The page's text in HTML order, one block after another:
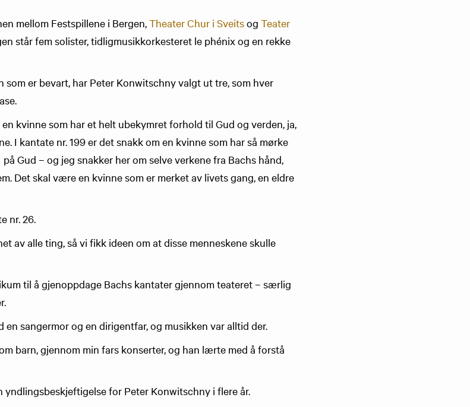
mellom Festspillene i Bergen,Theater Chur i SveitsogTeater
står fem solister, tidligmusikkorkesteret le phénix og en rekke
er bevart, har Peter Konwitschny valgt ut tre, som hver
kvinne som har et helt ubekymret forhold til Gud og verden, ja,
I kantate nr. 199 er det snakk om en kvinne som har så mørke
Gud – og jeg snakker her om selve verkene fra Bachs hånd,
Det skal være en kvinne som er merket av livets gang, en eldre
nr. 26.
av alle ting, så vi fikk ideen om at disse menneskene skulle
til å gjenoppdage Bachs kantater gjennom teateret – særlig
sangermor og en dirigentfar, og musikken var alltid der.
barn, gjennom min fars konserter, og han lærte med å forstå
for Peter Konwitschny i flere år.